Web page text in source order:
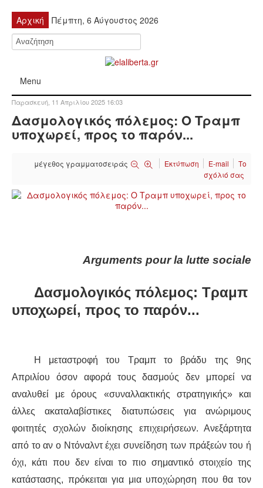
Αρχική Πέμπτη, 6 Αύγουστος 2026
Menu
ΚΙΝΗΤΟΠΟΙΉΣΕΙΣ
ΕΙΔΉΣΕΙΣ
ΑΝΑΚΟΙΝΏΣΕΙΣ
ΟΙΚΟΝΟΜΊΑ
ΔΙΕΘΝΉ
ΕΙΔΉΣΕΙΣ
ΑΝΑΤΟΛΙΚΉ ΕΥΡΏΠΗ / ΒΑΛΚΆΝΙΑ
ΔΥΤΙΚΉ ΕΥΡΏΠΗ
ΜΈΣΗ ΑΝΑΤΟΛΉ / ΒΌΡΕΙΑ ΑΦΡΙΚΉ
ΒΌΡΕΙΑ ΑΜΕΡΙΚΉ
Παρασκευή, 11 Απριλίου 2025 16:03
Δασμολογικός πόλεμος: Ο Τραμπ
υποχωρεί, προς το παρόν...
μέγεθος γραμματοσειράς Εκτύπωση E-mail
Το
σχόλιό σας
Arguments pour la lutte sociale
Δασμολογικός πόλεμος: Τραμπ
υποχωρεί, προς το παρόν...
Η μεταστροφή του Τραμπ το βράδυ της 9ης
Απριλίου όσον αφορά τους δασμούς δεν μπορεί να
αναλυθεί με όρους «συναλλακτικής στρατηγικής» και
άλλες ακαταλαβίστικες διατυπώσεις για ανώριμους
φοιτητές σχολών διοίκησης επιχειρήσεων. Ανεξάρτητα
από το αν ο Ντόναλντ έχει συνείδηση των πράξεών του ή
όχι, κάτι που δεν είναι το πιο σημαντικό στοιχείο της
κατάστασης, πρόκειται για μια υποχώρηση που θα τον